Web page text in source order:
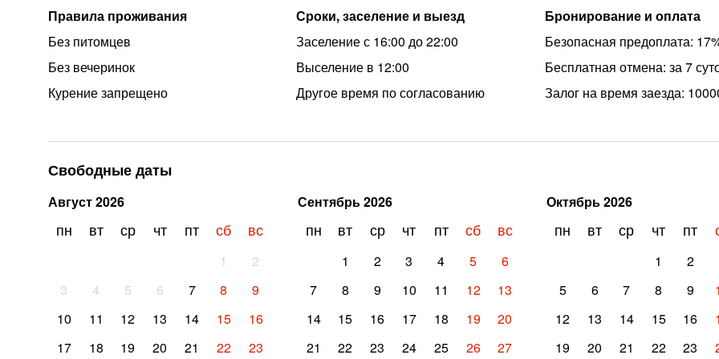
Правила проживания
Без питомцев
Без вечеринок
Курение запрещено
Сроки, заселение и выезд
Заселение с 16:00 до 22:00
Выселение в 12:00
Другое время по согласованию
Бронирование и оплата
Безопасная предоплата:
Бесплатная отмена: за 7
Залог на время заезда:
Свободные даты
Август2026
пн вт ср чт пт сб вс
1
2
3
4 5 6 7 8
9
10
11 12 13 14 15
16
17
18 19 20 21 22 23
Сентябрь2026
пн вт ср чт пт сб вс
1 2 3 4 5
6
7
8 9 10 11 12
13
14
15 16 17 18 19
20
21
22 23 24 25 26 27
Октябрь2026
пн вт ср чт пт
1 2
5
6 7 8 9
12
13 14 15 16
19
20 21 22 23